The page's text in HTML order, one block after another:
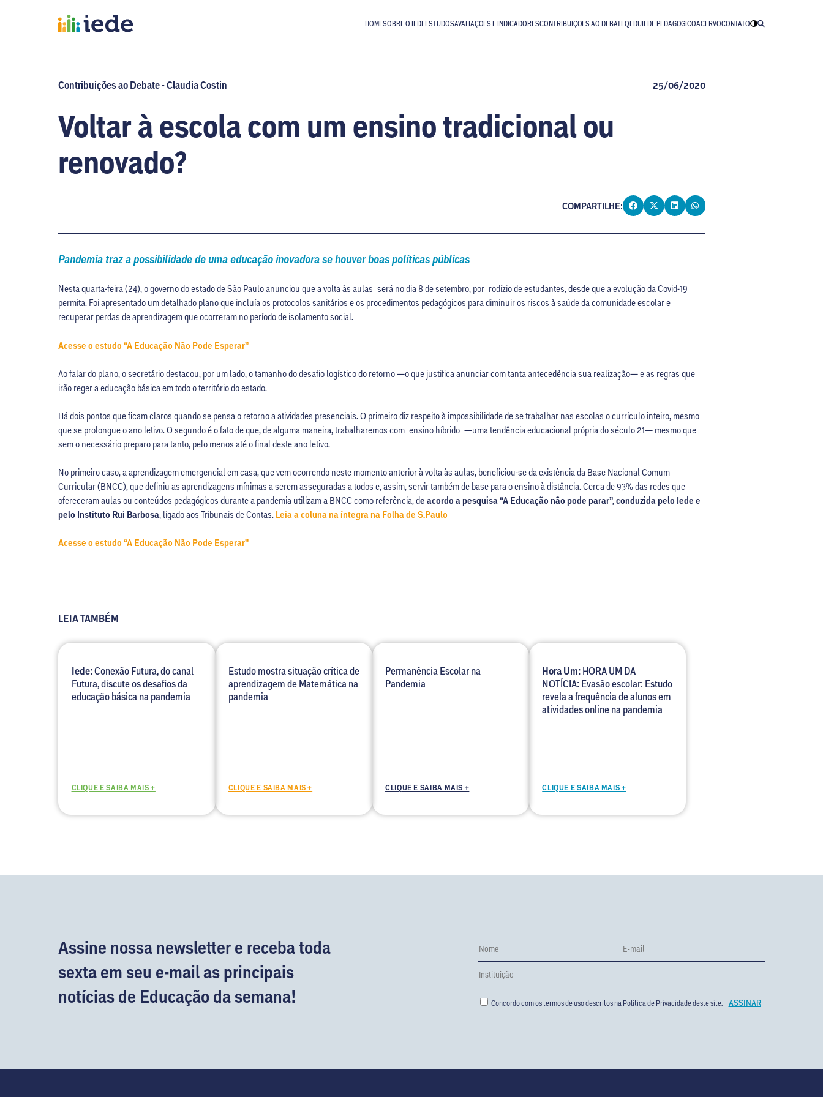
HOMESOBRE O IEDEESTUDOSAVALIAÇÕES E INDICADORESCONTRIBUIÇÕES AO DEBATEQEDUIEDE PEDAGÓGICOACERVOCONTATO
Contribuições ao Debate - Claudia Costin 25/06/2020
Voltar à escola com um ensino tradicional ou
renovado?
COMPARTILHE:
Pandemia traz a possibilidade de uma educação inovadora se houver boas políticas públicas
Nesta quarta-feira (24), o governo do estado de São Paulo anunciou que a volta às aulas será no dia 8 de setembro, por rodízio de estudantes, desde que a evolução da Covid-19
permita. Foi apresentado um detalhado plano que incluía os protocolos sanitários e os procedimentos pedagógicos para diminuir os riscos à saúde da comunidade escolar e
recuperar perdas de aprendizagem que ocorreram no período de isolamento social.
Acesse o estudo “A Educação Não Pode Esperar”
Ao falar do plano, o secretário destacou, por um lado, o tamanho do desafio logístico do retorno —o que justifica anunciar com tanta antecedência sua realização— e as regras que
irão reger a educação básica em todo o território do estado.
Há dois pontos que ficam claros quando se pensa o retorno a atividades presenciais. O primeiro diz respeito à impossibilidade de se trabalhar nas escolas o currículo inteiro, mesmo
que se prolongue o ano letivo. O segundo é o fato de que, de alguma maneira, trabalharemos com ensino híbrido —uma tendência educacional própria do século 21— mesmo que
sem o necessário preparo para tanto, pelo menos até o final deste ano letivo.
No primeiro caso, a aprendizagem emergencial em casa, que vem ocorrendo neste momento anterior à volta às aulas, beneficiou-se da existência da Base Nacional Comum
Curricular (BNCC), que definiu as aprendizagens mínimas a serem asseguradas a todos e, assim, servir também de base para o ensino à distância. Cerca de 93% das redes que
ofereceram aulas ou conteúdos pedagógicos durante a pandemia utilizam a BNCC como referência, de acordo a pesquisa “A Educação não pode parar”, conduzida pelo Iede e
pelo Instituto Rui Barbosa, ligado aos Tribunais de Contas. Leia a coluna na íntegra na Folha de S.Paulo
Acesse o estudo “A Educação Não Pode Esperar”
LEIA TAMBÉM
Iede:Conexão Futura, do canal
Futura, discute os desafios da
educação básica na pandemia
CLIQUE E SAIBA MAIS +
Estudo mostra situação crítica de
aprendizagem de Matemática na
pandemia
CLIQUE E SAIBA MAIS +
Permanência Escolar na
Pandemia
CLIQUE E SAIBA MAIS +
Hora Um:HORA UM DA
NOTÍCIA: Evasão escolar: Estudo
revela a frequência de alunos em
atividades online na pandemia
CLIQUE E SAIBA MAIS +
Assine nossa newsletter e receba toda
sexta em seu e-mail as principais
notícias de Educação da semana!
Concordo com os termos de uso descritos na Política de Privacidadedeste site.